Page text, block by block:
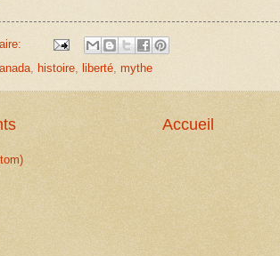
, histoire, liberté, mythe
Accueil